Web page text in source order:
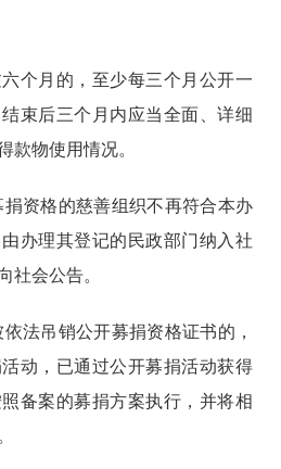
个月的，至少每三个月公开一
束后三个月内应当全面、详细
款物使用情况。
捐资格的慈善组织不再符合本办
办理其登记的民政部门纳入社
社会公告。
法吊销公开募捐资格证书的，
动，已通过公开募捐活动获得
备案的募捐方案执行，并将相